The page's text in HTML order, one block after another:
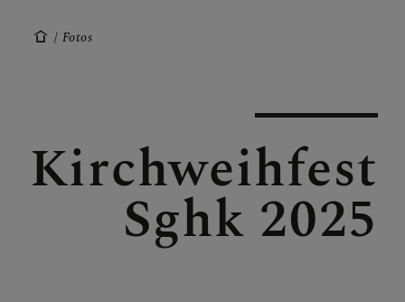
FEIERN, SPIRITUALITÄT
AKTUELLES, TERMINE,
INFOS, BERICHTE
Fotos
Kirchweihfest
Sghk 2025